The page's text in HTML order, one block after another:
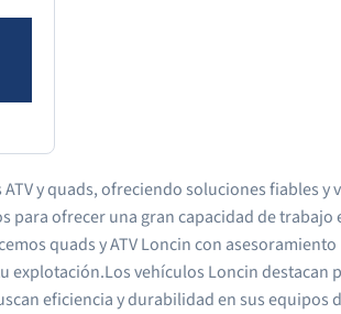
y quads, ofreciendo soluciones fiables y
para ofrecer una gran capacidad de trabajo
quads y ATV Loncin con asesoramiento
explotación.Los vehículos Loncin destacan
eficiencia y durabilidad en sus equipos